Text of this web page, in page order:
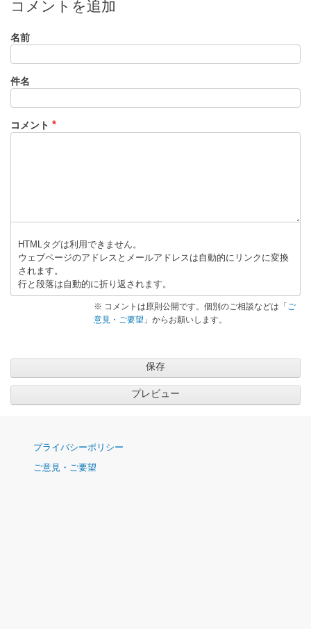
コメントを追加
名前
件名
コメント
HTMLタグは利用できません。
ウェブページのアドレスとメールアドレスは自動的にリンクに変換
されます。
行と段落は自動的に折り返されます。
※ コメントは原則公開です。個別のご相談などは「 ご
意見・ご要望 」からお願いします。
ナ
ゲ
プライバシーポリシー
ご意見・ご要望